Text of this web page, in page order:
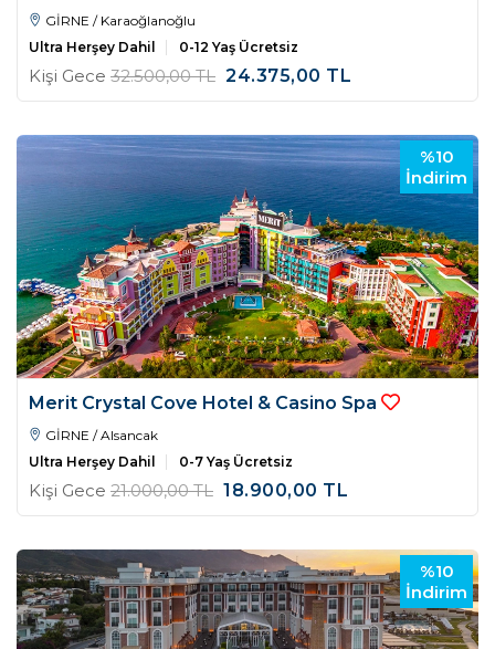
GİRNE / Karaoğlanoğlu
Ultra Herşey Dahil
0-12 Yaş Ücretsiz
Kişi Gece 32.500,00TL 24.375,00 TL
%10
İndirim
Merit Crystal Cove Hotel & Casino Spa
GİRNE / Alsancak
Ultra Herşey Dahil
0-7 Yaş Ücretsiz
Kişi Gece 21.000,00TL 18.900,00 TL
%10
İndirim